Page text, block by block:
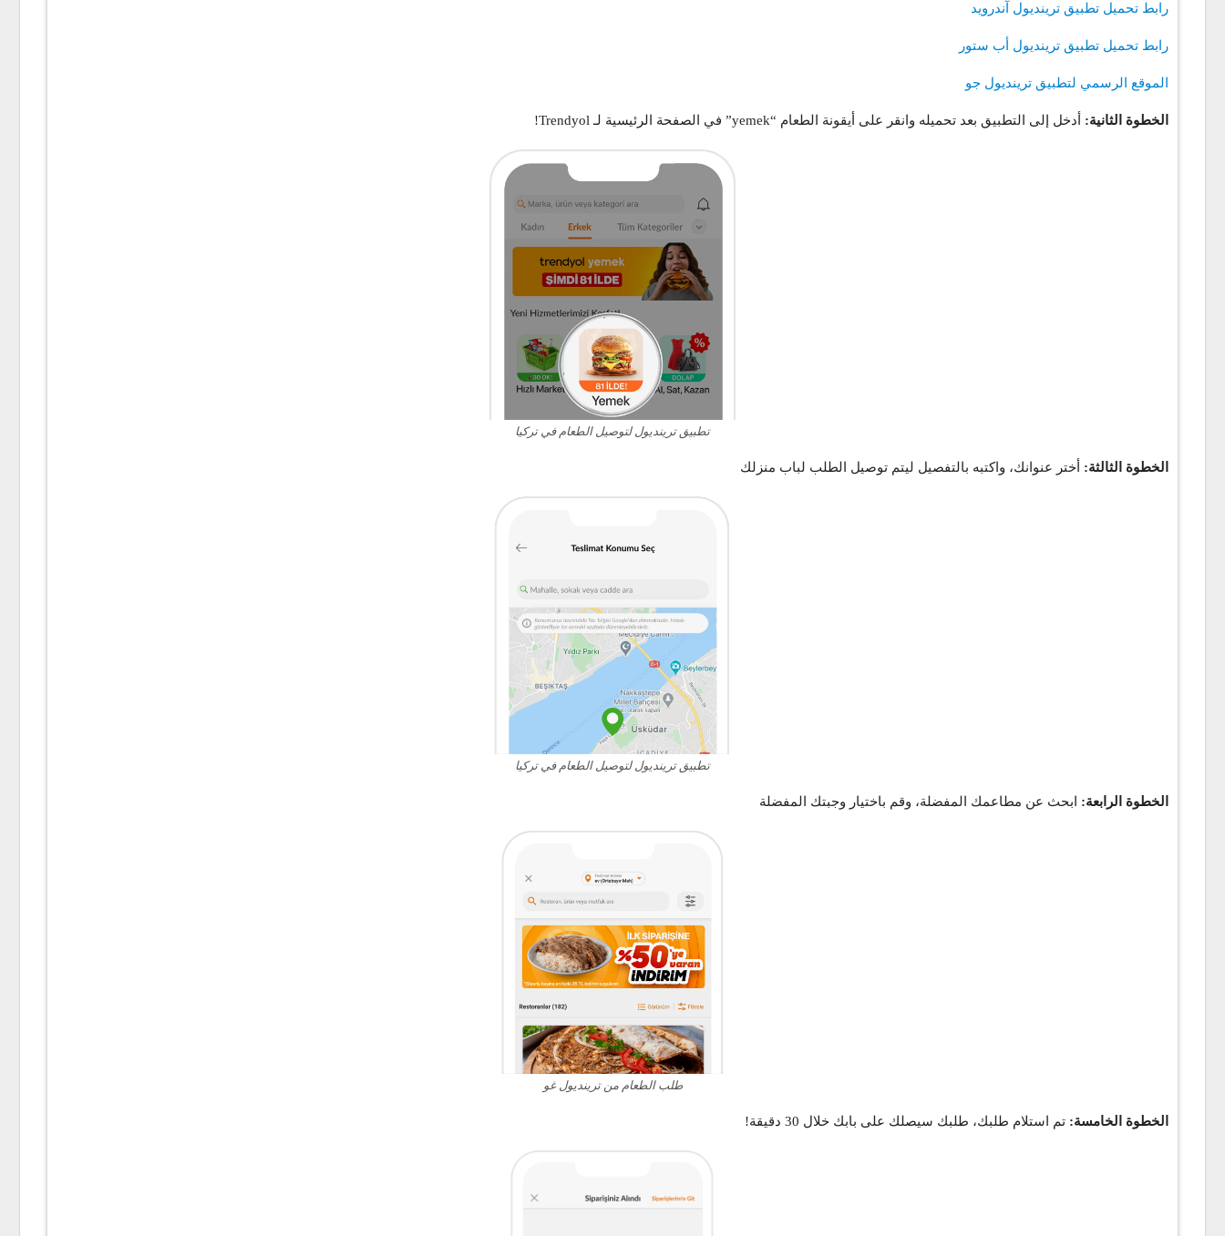
رابط تحميل تطبيق ترينديول آندرويد
رابط تحميل تطبيق ترينديول أب ستور
الموقع الرسمي لتطبيق ترينديول جو
الخطوة الثانية: أدخل إلى التطبيق بعد تحميله وانقر على أيقونة الطعام “yemek” في الصفحة الرئيسية لـ Trendyol!
تطبيق ترينديول لتوصيل الطعام في تركيا
الخطوة الثالثة: أختر عنوانك، واكتبه بالتفصيل ليتم توصيل الطلب لباب منزلك
تطبيق ترينديول لتوصيل الطعام في تركيا
الخطوة الرابعة: ابحث عن مطاعمك المفضلة، وقم باختيار وجبتك المفضلة
طلب الطعام من ترينديول غو
الخطوة الخامسة: تم استلام طلبك، طلبك سيصلك على بابك خلال 30 دقيقة!